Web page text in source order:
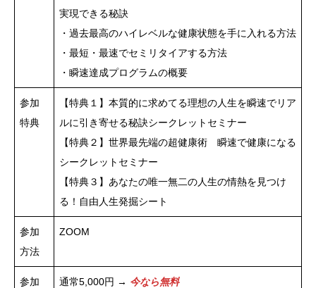
実現できる秘訣
・過去最高のハイレベルな健康状態を手に入れる方法
・最短・最速でセミリタイアする方法
・瞬速達成プログラムの概要
参加
特典
【特典１】本質的に求めてる理想の人生を瞬速でリア
ルに引き寄せる秘訣シークレットセミナー
【特典２】世界最先端の超健康術 瞬速で健康になる
シークレットセミナー
【特典３】あなたの唯一無二の人生の情熱を見つけ
る！自由人生発掘シート
参加
方法
ZOOM
参加
通常5,000円 → 今なら無料